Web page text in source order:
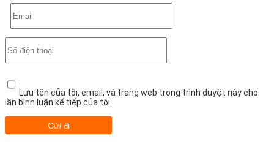
Lưu tên của tôi, email, và trang web trong trình duyệt này cho
lần bình luận kế tiếp của tôi.